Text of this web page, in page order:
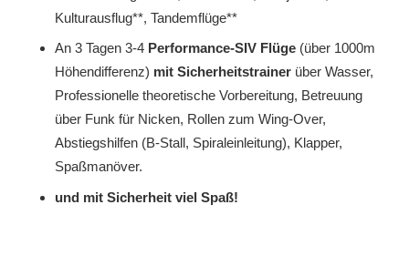
Kulturausflug**, Tandemflüge**
An 3 Tagen 3-4 Performance-SIV Flüge (über 1000m
Höhendifferenz) mit Sicherheitstrainer über Wasser,
Professionelle theoretische Vorbereitung, Betreuung
über Funk für Nicken, Rollen zum Wing-Over,
Abstiegshilfen (B-Stall, Spiraleinleitung), Klapper,
Spaßmanöver.
und mit Sicherheit viel Spaß!